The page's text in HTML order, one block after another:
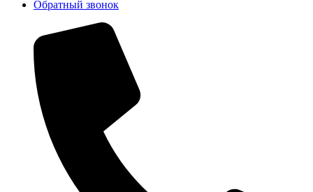
Обратный звонок